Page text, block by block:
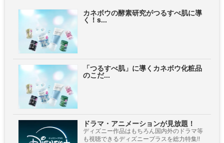
カネボウの酵素研究がつるすべ肌に導
く！s...
「つるすべ肌」に導くカネボウ化粧品
のこだ...
ドラマ・アニメーションが見放題！
ディズニー作品はもちろん国内外のドラマ等
も視聴できるディズニープラスを総力特集!!